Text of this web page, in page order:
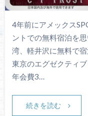
4年前にアメックス
ントでの無料宿泊を
湾、軽井沢に無料で
東京のエグゼクティ
年会費3…
続きを読む